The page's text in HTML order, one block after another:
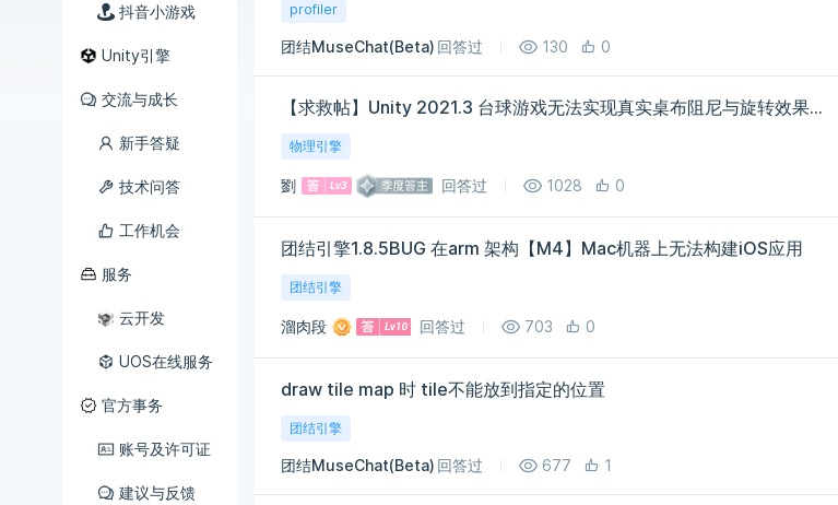
抖音小游戏
Unity引擎
交流与成长
新手答疑
技术问答
工作机会
服务
云开发
UOS在线服务
官方事务
账号及许可证
建议与反馈
profiler
团结MuseChat(Beta) 回答过 130 0
【求救帖】Unity 2021.3 台球游戏无法实现真实桌布阻尼与旋转效果（PhysX 4.1）
物理引擎
劉 回答过 1028 0
团结引擎1.8.5BUG 在arm 架构【M4】Mac机器上无法构建iOS应用
团结引擎
溜肉段 回答过 703 0
draw tile map 时 tile不能放到指定的位置
团结引擎
团结MuseChat(Beta) 回答过 677 1